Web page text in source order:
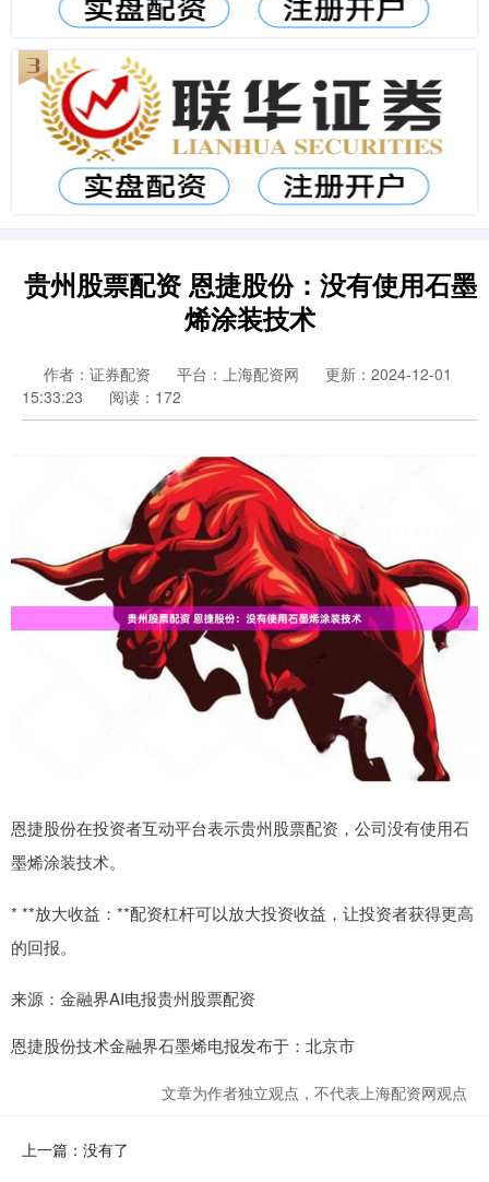
贵州股票配资 恩捷股份：没有使用石墨
烯涂装技术
作者：证券配资 平台：上海配资网
更新：2024-12-01
15:33:23
阅读：172
恩捷股份在投资者互动平台表示贵州股票配资，公司没有使用石
墨烯涂装技术。
* **放大收益：**配资杠杆可以放大投资收益，让投资者获得更高
的回报。
来源：金融界AI电报贵州股票配资
恩捷股份技术金融界石墨烯电报发布于：北京市
文章为作者独立观点，不代表上海配资网观点
上一篇：没有了